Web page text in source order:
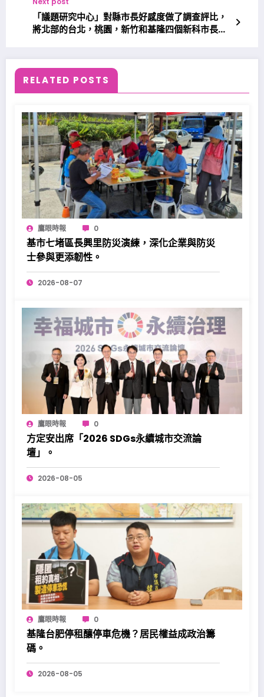
「議題研究中心」對縣市長好感度做了調查評比，
將北部的台北，桃園，新竹和基隆四個新科市長歸
RELATED POSTS
鷹眼時報 0
基市七堵區長興里防災演練，深化企業與防災
士參與更添韌性。
2026-08-07
鷹眼時報 0
方定安出席「2026 SDGs永續城市交流論
壇」。
2026-08-05
鷹眼時報 0
基隆台肥停租釀停車危機？居民權益成政治籌
碼。
2026-08-05